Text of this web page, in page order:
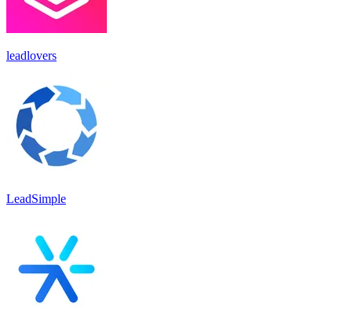
leadlovers
LeadSimple